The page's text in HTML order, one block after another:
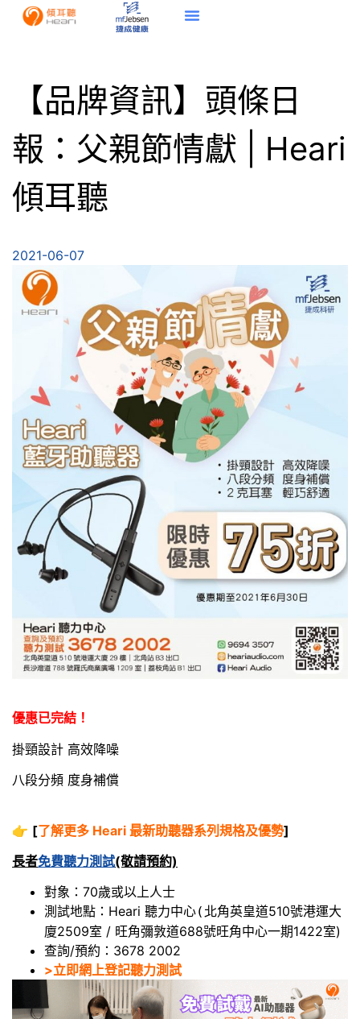
【品牌資訊】頭條日
報：父親節情獻 | Heari
傾耳聽
2021-06-07
優惠已完結！
掛頸設計 高效降噪
八段分頻 度身補償
👉 [了解更多 Heari 最新助聽器系列規格及優勢]
長者免費聽力測試(敬請預約)
對象：70歲或以上人士
測試地點：Heari 聽力中心( 北角英皇道510號港運大
廈2509室 / 旺角彌敦道688號旺角中心一期1422室)
查詢/預約：3678 2002
>立即網上登記聽力測試